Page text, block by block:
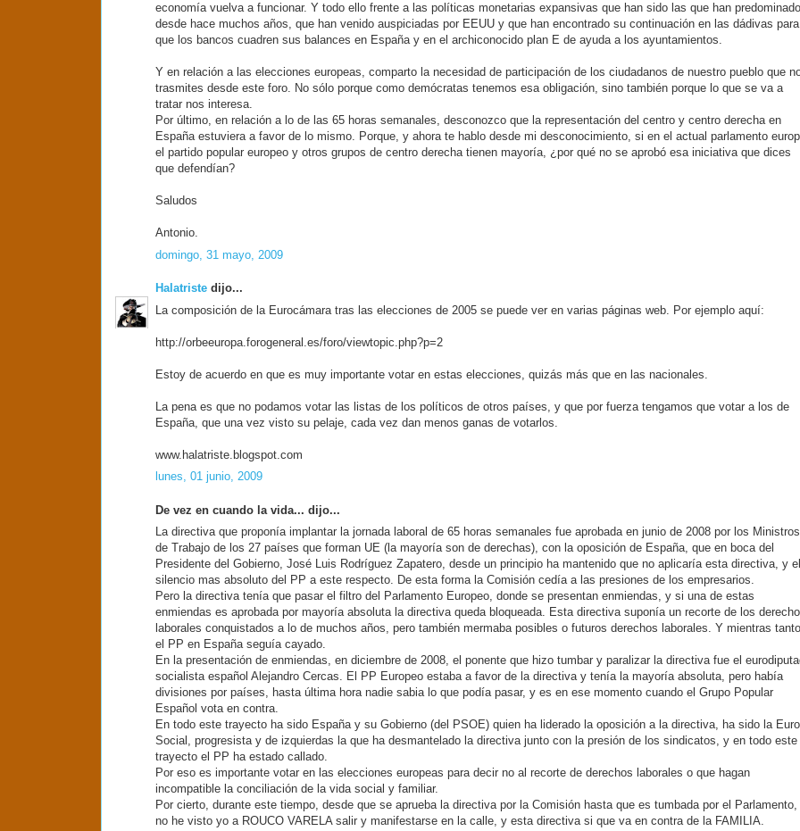
economía vuelva a funcionar. Y todo ello frente a las políticas monetarias expansivas que han sido las que han predominado
desde hace muchos años, que han venido auspiciadas por EEUU y que han encontrado su continuación en las dádivas para
que los bancos cuadren sus balances en España y en el archiconocido plan E de ayuda a los ayuntamientos.
Y en relación a las elecciones europeas, comparto la necesidad de participación de los ciudadanos de nuestro pueblo que
trasmites desde este foro. No sólo porque como demócratas tenemos esa obligación, sino también porque lo que se va a
tratar nos interesa.
Por último, en relación a lo de las 65 horas semanales, desconozco que la representación del centro y centro derecha en
España estuviera a favor de lo mismo. Porque, y ahora te hablo desde mi desconocimiento, si en el actual parlamento
el partido popular europeo y otros grupos de centro derecha tienen mayoría, ¿por qué no se aprobó esa iniciativa que dices
que defendían?
Saludos
Antonio.
domingo, 31 mayo, 2009
Halatriste dijo...
La composición de la Eurocámara tras las elecciones de 2005 se puede ver en varias páginas web. Por ejemplo aquí:
http://orbeeuropa.forogeneral.es/foro/viewtopic.php?p=2
Estoy de acuerdo en que es muy importante votar en estas elecciones, quizás más que en las nacionales.
La pena es que no podamos votar las listas de los políticos de otros países, y que por fuerza tengamos que votar a los de
España, que una vez visto su pelaje, cada vez dan menos ganas de votarlos.
www.halatriste.blogspot.com
lunes, 01 junio, 2009
De vez en cuando la vida... dijo...
La directiva que proponía implantar la jornada laboral de 65 horas semanales fue aprobada en junio de 2008 por los Ministros
de Trabajo de los 27 países que forman UE (la mayoría son de derechas), con la oposición de España, que en boca del
Presidente del Gobierno, José Luis Rodríguez Zapatero, desde un principio ha mantenido que no aplicaría esta directiva, y el
silencio mas absoluto del PP a este respecto. De esta forma la Comisión cedía a las presiones de los empresarios.
Pero la directiva tenía que pasar el filtro del Parlamento Europeo, donde se presentan enmiendas, y si una de estas
enmiendas es aprobada por mayoría absoluta la directiva queda bloqueada. Esta directiva suponía un recorte de los
laborales conquistados a lo de muchos años, pero también mermaba posibles o futuros derechos laborales. Y mientras tanto
el PP en España seguía cayado.
En la presentación de enmiendas, en diciembre de 2008, el ponente que hizo tumbar y paralizar la directiva fue el
socialista español Alejandro Cercas. El PP Europeo estaba a favor de la directiva y tenía la mayoría absoluta, pero había
divisiones por países, hasta última hora nadie sabia lo que podía pasar, y es en ese momento cuando el Grupo Popular
Español vota en contra.
En todo este trayecto ha sido España y su Gobierno (del PSOE) quien ha liderado la oposición a la directiva, ha sido la
Social, progresista y de izquierdas la que ha desmantelado la directiva junto con la presión de los sindicatos, y en todo este
trayecto el PP ha estado callado.
Por eso es importante votar en las elecciones europeas para decir no al recorte de derechos laborales o que hagan
incompatible la conciliación de la vida social y familiar.
Por cierto, durante este tiempo, desde que se aprueba la directiva por la Comisión hasta que es tumbada por el Parlamento,
no he visto yo a ROUCO VARELA salir y manifestarse en la calle, y esta directiva si que va en contra de la FAMILIA.